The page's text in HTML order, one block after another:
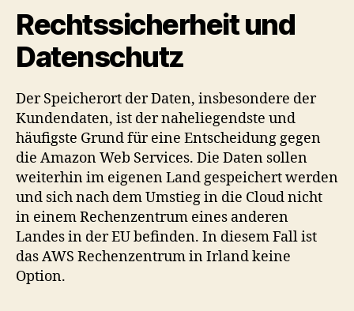
Rechtssicherheit und
Datenschutz
Der Speicherort der Daten, insbesondere der
Kundendaten, ist der naheliegendste und
häufigste Grund für eine Entscheidung gegen
die Amazon Web Services. Die Daten sollen
weiterhin im eigenen Land gespeichert werden
und sich nach dem Umstieg in die Cloud nicht
in einem Rechenzentrum eines anderen
Landes in der EU befinden. In diesem Fall ist
das AWS Rechenzentrum in Irland keine
Option.